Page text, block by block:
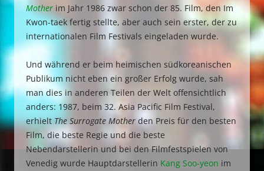
Mother im Jahr 1986 zwar schon der 85. Film, den Im
Kwon-taek fertig stellte, aber auch sein erster, der zu
internationalen Film Festivals eingeladen wurde.
Und während er beim heimischen südkoreanischen
Publikum nicht eben ein großer Erfolg wurde, sah
man dies in anderen Teilen der Welt offensichtlich
anders: 1987, beim 32. Asia Pacific Film Festival,
erhielt The Surrogate Mother den Preis für den besten
Film, die beste Regie und die beste
Nebendarstellerin und bei den Filmfestspielen von
Venedig wurde Hauptdarstellerin Kang Soo-yeon im